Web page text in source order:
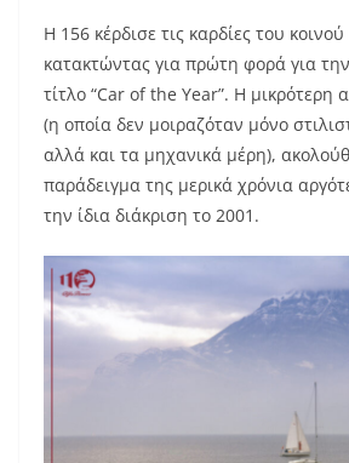
Η 156 κέρδισε τις καρδίες του
κατακτώντας για πρώτη φορά για
τίτλο “Car of the Year”. Η μικρότερη
(η οποία δεν μοιραζόταν μόνο
αλλά και τα μηχανικά μέρη),
παράδειγμα της μερικά χρόνια
την ίδια διάκριση το 2001.